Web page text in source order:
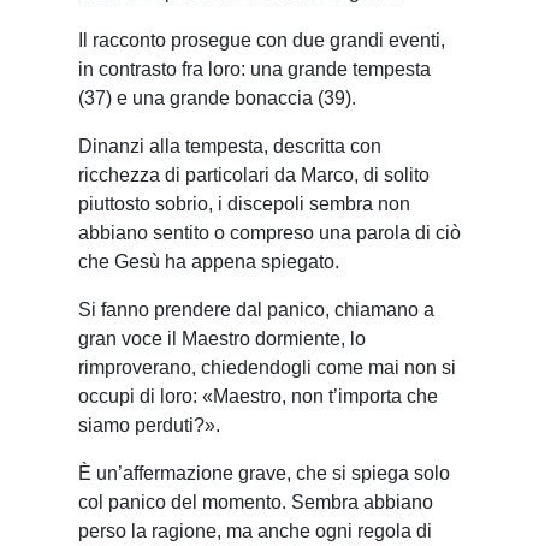
Il racconto prosegue con due grandi eventi,
in contrasto fra loro: una grande tempesta
(37) e una grande bonaccia (39).
Dinanzi alla tempesta, descritta con
ricchezza di particolari da Marco, di solito
piuttosto sobrio, i discepoli sembra non
abbiano sentito o compreso una parola di ciò
che Gesù ha appena spiegato.
Si fanno prendere dal panico, chiamano a
gran voce il Maestro dormiente, lo
rimproverano, chiedendogli come mai non si
occupi di loro: «Maestro, non t’importa che
siamo perduti?».
È un’affermazione grave, che si spiega solo
col panico del momento. Sembra abbiano
perso la ragione, ma anche ogni regola di